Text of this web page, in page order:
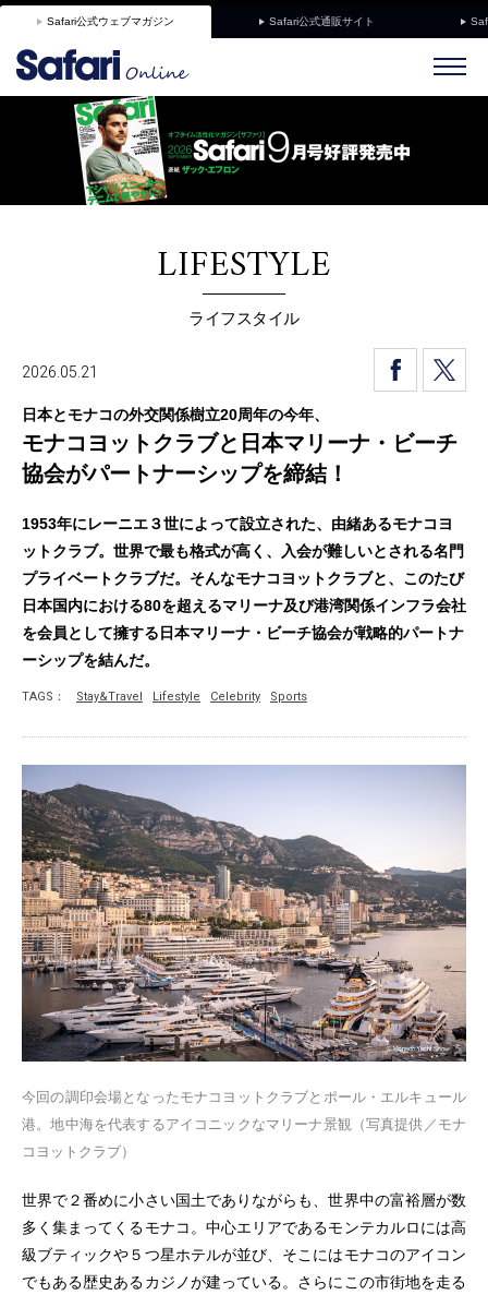
Safari公式ウェブマガジン Safari公式通販サイト
LIFESTYLE
ライフスタイル
2026.05.21
日本とモナコの外交関係樹立20周年の今年、
モナコヨットクラブと日本マリーナ・ビーチ
協会がパートナーシップを締結！
1953年にレーニエ３世によって設立された、由緒あるモナコヨ
ットクラブ。世界で最も格式が高く、入会が難しいとされる名門
プライベートクラブだ。そんなモナコヨットクラブと、このたび
日本国内における80を超えるマリーナ及び港湾関係インフラ会社
を会員として擁する日本マリーナ・ビーチ協会が戦略的パートナ
ーシップを結んだ。
TAGS： Stay&Travel Lifestyle Celebrity Sports
今回の調印会場となったモナコヨットクラブとポール・エルキュール
港。地中海を代表するアイコニックなマリーナ景観（写真提供／モナ
コヨットクラブ）
世界で２番めに小さい国土でありながらも、世界中の富裕層が数
多く集まってくるモナコ。中心エリアであるモンテカルロには高
級ブティックや５つ星ホテルが並び、そこにはモナコのアイコン
でもある歴史あるカジノが建っている。さらにこの市街地を走る